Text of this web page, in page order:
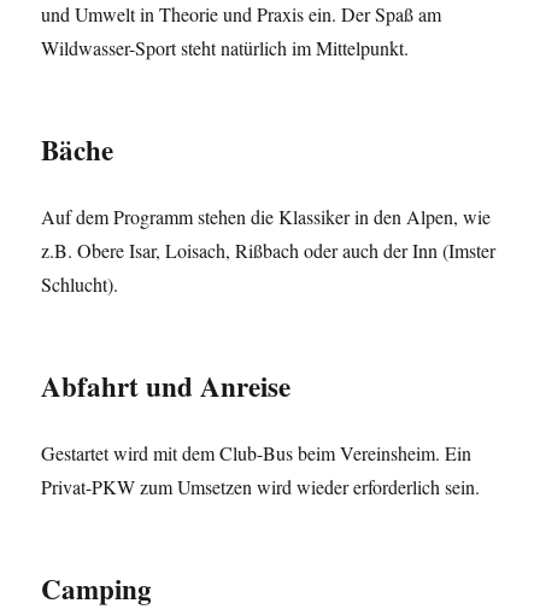
und Umwelt in Theorie und Praxis ein. Der Spaß am
Wildwasser-Sport steht natürlich im Mittelpunkt.
Bäche
Auf dem Programm stehen die Klassiker in den Alpen, wie
z.B. Obere Isar, Loisach, Rißbach oder auch der Inn (Imster
Schlucht).
Abfahrt und Anreise
Gestartet wird mit dem Club-Bus beim Vereinsheim. Ein
Privat-PKW zum Umsetzen wird wieder erforderlich sein.
Camping